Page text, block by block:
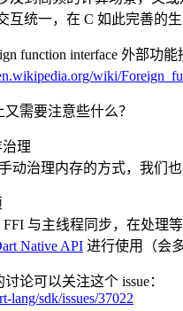
互统一，在 C 如此完善的
function interface 外部功能
wiki/
需要注意些什么？
理
动治理内存的方式，我们也
FFI 与主线程同步，在处理
Native API 进行使用（会
论可以关注这个 issue：
lang/sdk/issues/37022